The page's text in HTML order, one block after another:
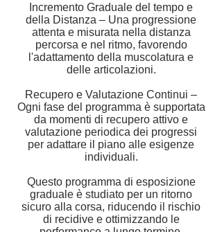
Incremento Graduale del tempo e
della Distanza – Una progressione
attenta e misurata nella distanza
percorsa e nel ritmo, favorendo
l'adattamento della muscolatura e
delle articolazioni.
Recupero e Valutazione Continui –
Ogni fase del programma è supportata
da momenti di recupero attivo e
valutazione periodica dei progressi
per adattare il piano alle esigenze
individuali.
Questo programma di esposizione
graduale è studiato per un ritorno
sicuro alla corsa, riducendo il rischio
di recidive e ottimizzando le